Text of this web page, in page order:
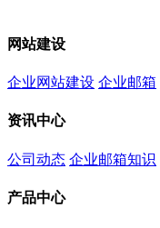
网站建设
企业网站建设 企业邮箱
资讯中心
公司动态 企业邮箱知识
产品中心